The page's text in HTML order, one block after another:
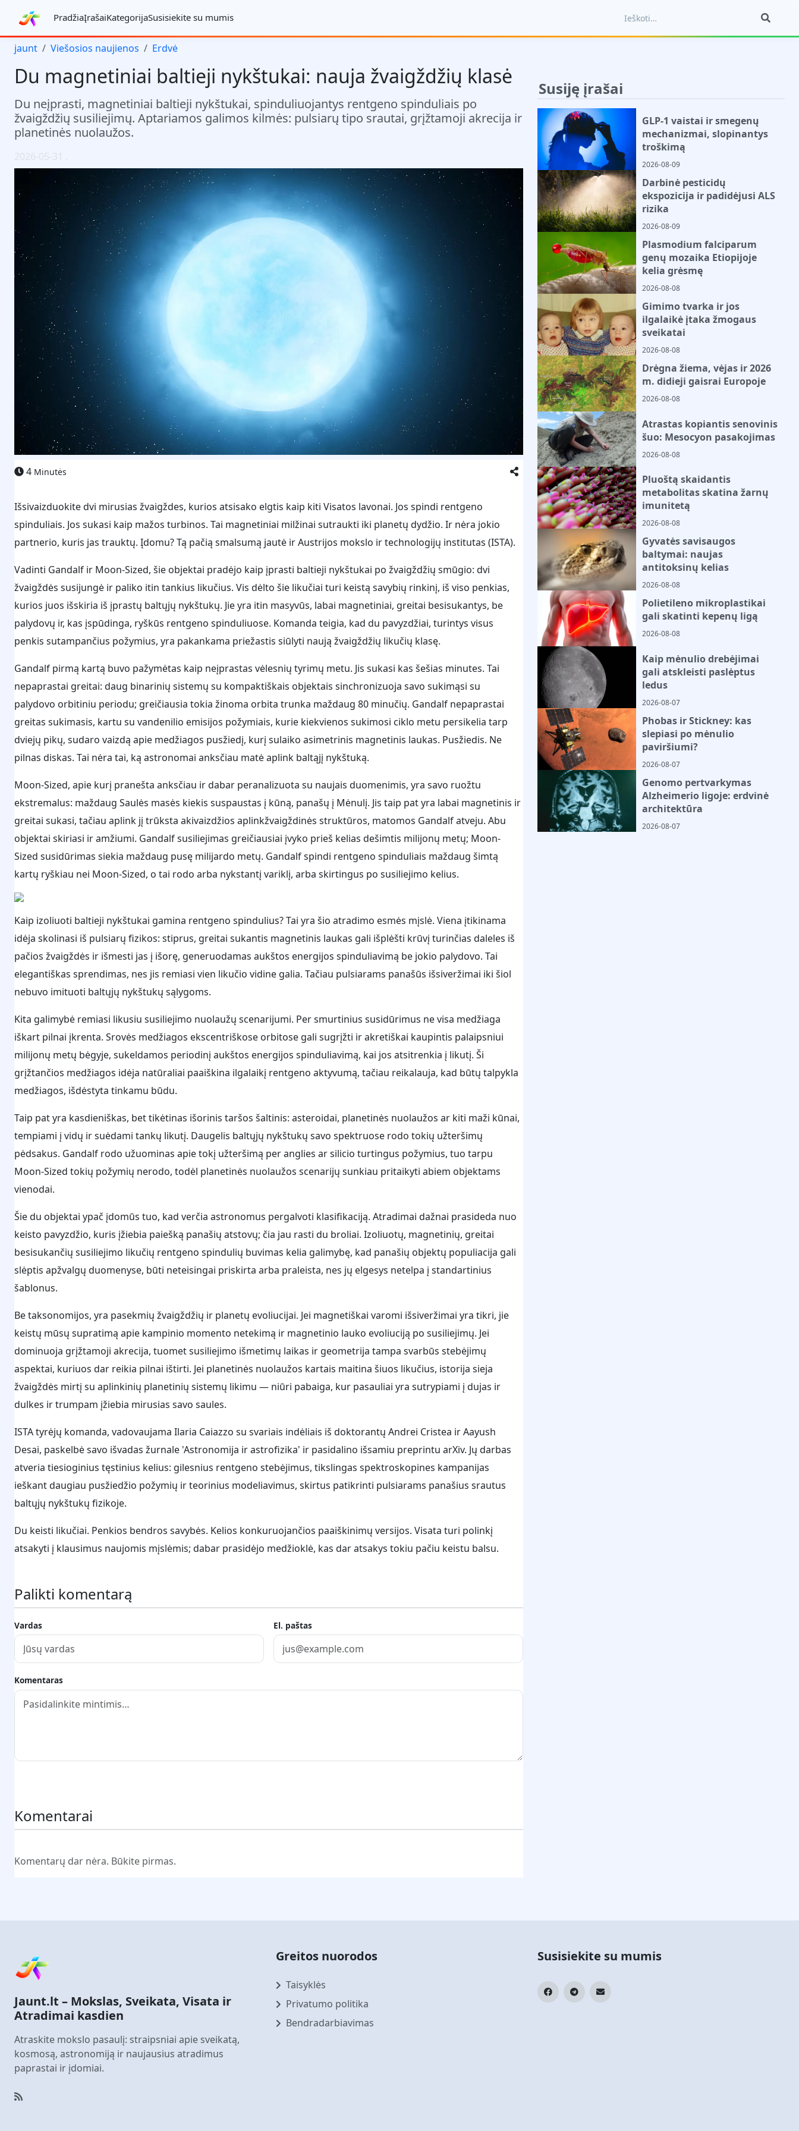
PradžiaĮrašaiKategorijaSusisiekite su mumis
jaunt Viešosios naujienos Erdvė
Du magnetiniai baltieji nykštukai: nauja žvaigždžių klasė
Du neįprasti, magnetiniai baltieji nykštukai, spinduliuojantys rentgeno spinduliais po
žvaigždžių susiliejimų. Aptariamos galimos kilmės: pulsiarų tipo srautai, grįžtamoji akrecija ir
planetinės nuolaužos.
2026-05-31 .
4 Minutės
Išsivaizduokite dvi mirusias žvaigždes, kurios atsisako elgtis kaip kiti Visatos lavonai. Jos spindi rentgeno
spinduliais. Jos sukasi kaip mažos turbinos. Tai magnetiniai milžinai sutraukti iki planetų dydžio. Ir nėra jokio
partnerio, kuris jas trauktų. Įdomu? Tą pačią smalsumą jautė ir Austrijos mokslo ir technologijų institutas (ISTA).
Vadinti Gandalf ir Moon-Sized, šie objektai pradėjo kaip įprasti baltieji nykštukai po žvaigždžių smūgio: dvi
žvaigždės susijungė ir paliko itin tankius likučius. Vis dėlto šie likučiai turi keistą savybių rinkinį, iš viso penkias,
kurios juos išskiria iš įprastų baltųjų nykštukų. Jie yra itin masyvūs, labai magnetiniai, greitai besisukantys, be
palydovų ir, kas įspūdinga, ryškūs rentgeno spinduliuose. Komanda teigia, kad du pavyzdžiai, turintys visus
penkis sutampančius požymius, yra pakankama priežastis siūlyti naują žvaigždžių likučių klasę.
Gandalf pirmą kartą buvo pažymėtas kaip neįprastas vėlesnių tyrimų metu. Jis sukasi kas šešias minutes. Tai
nepaprastai greitai: daug binarinių sistemų su kompaktiškais objektais sinchronizuoja savo sukimąsi su
palydovo orbitiniu periodu; greičiausia tokia žinoma orbita trunka maždaug 80 minučių. Gandalf nepaprastai
greitas sukimasis, kartu su vandenilio emisijos požymiais, kurie kiekvienos sukimosi ciklo metu persikelia tarp
dviejų pikų, sudaro vaizdą apie medžiagos pusžiedį, kurį sulaiko asimetrinis magnetinis laukas. Pusžiedis. Ne
pilnas diskas. Tai nėra tai, ką astronomai anksčiau matė aplink baltąjį nykštuką.
Moon-Sized, apie kurį pranešta anksčiau ir dabar peranalizuota su naujais duomenimis, yra savo ruožtu
ekstremalus: maždaug Saulės masės kiekis suspaustas į kūną, panašų į Mėnulį. Jis taip pat yra labai magnetinis ir
greitai sukasi, tačiau aplink jį trūksta akivaizdžios aplinkžvaigždinės struktūros, matomos Gandalf atveju. Abu
objektai skiriasi ir amžiumi. Gandalf susiliejimas greičiausiai įvyko prieš kelias dešimtis milijonų metų; Moon-
Sized susidūrimas siekia maždaug pusę milijardo metų. Gandalf spindi rentgeno spinduliais maždaug šimtą
kartų ryškiau nei Moon-Sized, o tai rodo arba nykstantį variklį, arba skirtingus po susiliejimo kelius.
Kaip izoliuoti baltieji nykštukai gamina rentgeno spindulius? Tai yra šio atradimo esmės mįslė. Viena įtikinama
idėja skolinasi iš pulsiarų fizikos: stiprus, greitai sukantis magnetinis laukas gali išplėšti krūvį turinčias daleles iš
pačios žvaigždės ir išmesti jas į išorę, generuodamas aukštos energijos spinduliavimą be jokio palydovo. Tai
elegantiškas sprendimas, nes jis remiasi vien likučio vidine galia. Tačiau pulsiarams panašūs išsiveržimai iki šiol
nebuvo imituoti baltųjų nykštukų sąlygoms.
Kita galimybė remiasi likusiu susiliejimo nuolaužų scenarijumi. Per smurtinius susidūrimus ne visa medžiaga
iškart pilnai įkrenta. Srovės medžiagos ekscentriškose orbitose gali sugrįžti ir akretiškai kaupintis palaipsniui
milijonų metų bėgyje, sukeldamos periodinį aukštos energijos spinduliavimą, kai jos atsitrenkia į likutį. Ši
grįžtančios medžiagos idėja natūraliai paaiškina ilgalaikį rentgeno aktyvumą, tačiau reikalauja, kad būtų talpykla
medžiagos, išdėstyta tinkamu būdu.
Taip pat yra kasdieniškas, bet tikėtinas išorinis taršos šaltinis: asteroidai, planetinės nuolaužos ar kiti maži kūnai,
tempiami į vidų ir suėdami tankų likutį. Daugelis baltųjų nykštukų savo spektruose rodo tokių užteršimų
pėdsakus. Gandalf rodo užuominas apie tokį užteršimą per anglies ar silicio turtingus požymius, tuo tarpu
Moon-Sized tokių požymių nerodo, todėl planetinės nuolaužos scenarijų sunkiau pritaikyti abiem objektams
vienodai.
Šie du objektai ypač įdomūs tuo, kad verčia astronomus pergalvoti klasifikaciją. Atradimai dažnai prasideda nuo
keisto pavyzdžio, kuris įžiebia paiešką panašių atstovų; čia jau rasti du broliai. Izoliuotų, magnetinių, greitai
besisukančių susiliejimo likučių rentgeno spindulių buvimas kelia galimybę, kad panašių objektų populiacija gali
slėptis apžvalgų duomenyse, būti neteisingai priskirta arba praleista, nes jų elgesys netelpa į standartinius
šablonus.
Be taksonomijos, yra pasekmių žvaigždžių ir planetų evoliucijai. Jei magnetiškai varomi išsiveržimai yra tikri, jie
keistų mūsų supratimą apie kampinio momento netekimą ir magnetinio lauko evoliuciją po susiliejimų. Jei
dominuoja grįžtamoji akrecija, tuomet susiliejimo išmetimų laikas ir geometrija tampa svarbūs stebėjimų
aspektai, kuriuos dar reikia pilnai ištirti. Jei planetinės nuolaužos kartais maitina šiuos likučius, istorija sieja
žvaigždės mirtį su aplinkinių planetinių sistemų likimu — niūri pabaiga, kur pasauliai yra sutrypiami į dujas ir
dulkes ir trumpam įžiebia mirusias savo saules.
ISTA tyrėjų komanda, vadovaujama Ilaria Caiazzo su svariais indėliais iš doktorantų Andrei Cristea ir Aayush
Desai, paskelbė savo išvadas žurnale 'Astronomija ir astrofizika' ir pasidalino išsamiu preprintu arXiv. Jų darbas
atveria tiesioginius tęstinius kelius: gilesnius rentgeno stebėjimus, tikslingas spektroskopines kampanijas
ieškant daugiau pusžiedžio požymių ir teorinius modeliavimus, skirtus patikrinti pulsiarams panašius srautus
baltųjų nykštukų fizikoje.
Du keisti likučiai. Penkios bendros savybės. Kelios konkuruojančios paaiškinimų versijos. Visata turi polinkį
atsakyti į klausimus naujomis mįslėmis; dabar prasidėjo medžioklė, kas dar atsakys tokiu pačiu keistu balsu.
Palikti komentarą
Vardas El. paštas
Komentaras
Komentarai
Komentarų dar nėra. Būkite pirmas.
Susiję įrašai
GLP-1 vaistai ir smegenų
mechanizmai, slopinantys
troškimą
2026-08-09
Darbinė pesticidų
ekspozicija ir padidėjusi ALS
rizika
2026-08-09
Plasmodium falciparum
genų mozaika Etiopijoje
kelia grėsmę
2026-08-08
Gimimo tvarka ir jos
ilgalaikė įtaka žmogaus
sveikatai
2026-08-08
Drėgna žiema, vėjas ir 2026
m. didieji gaisrai Europoje
2026-08-08
Atrastas kopiantis senovinis
šuo: Mesocyon pasakojimas
2026-08-08
Pluoštą skaidantis
metabolitas skatina žarnų
imunitetą
2026-08-08
Gyvatės savisaugos
baltymai: naujas
antitoksinų kelias
2026-08-08
Polietileno mikroplastikai
gali skatinti kepenų ligą
2026-08-08
Kaip mėnulio drebėjimai
gali atskleisti paslėptus
ledus
2026-08-07
Phobas ir Stickney: kas
slepiasi po mėnulio
paviršiumi?
2026-08-07
Genomo pertvarkymas
Alzheimerio ligoje: erdvinė
architektūra
2026-08-07
Jaunt.lt – Mokslas, Sveikata, Visata ir
Atradimai kasdien
Atraskite mokslo pasaulį: straipsniai apie sveikatą,
kosmosą, astronomiją ir naujausius atradimus
paprastai ir įdomiai.
Greitos nuorodos
Taisyklės
Privatumo politika
Bendradarbiavimas
Susisiekite su mumis